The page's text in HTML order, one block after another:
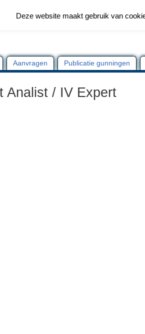
Aanvragen Publicatie gunningen
Analist / IV Expert
Deze website maakt gebruik van